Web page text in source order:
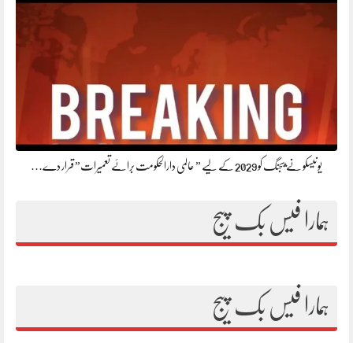
یونیسکو نے بیجنگ کو 2029 کے لیے ” عالمی دارالحکومت برائے تعمیرات” قرار دے…
ہمارا فیس بک پیج
ہمارا فیس بک پیج